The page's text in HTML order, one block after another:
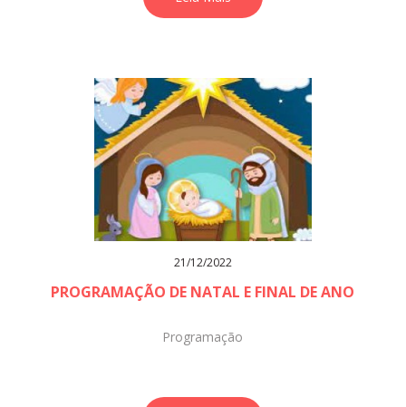
21/12/2022
PROGRAMAÇÃO DE NATAL E FINAL DE ANO
Programação